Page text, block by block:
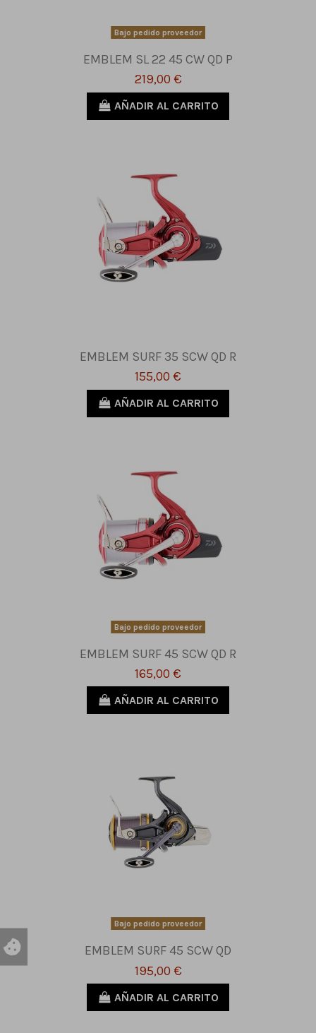
Bajo pedido proveedor
EMBLEM SL 22 45 CW QD P
219,00 €
AÑADIR AL CARRITO
EMBLEM SURF 35 SCW QD R
155,00 €
AÑADIR AL CARRITO
Bajo pedido proveedor
EMBLEM SURF 45 SCW QD R
165,00 €
AÑADIR AL CARRITO
Bajo pedido proveedor
EMBLEM SURF 45 SCW QD
195,00 €
AÑADIR AL CARRITO